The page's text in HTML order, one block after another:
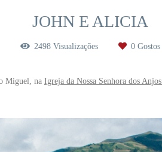
JOHN E ALICIA
2498 Visualizações 0 Gostos
Miguel, na Igreja da Nossa Senhora dos Anjos